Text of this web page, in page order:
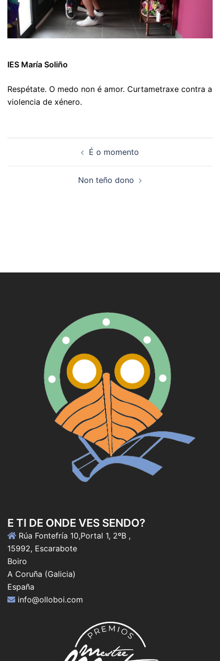
IES María Soliño
Respétate. O medo non é amor. Curtametraxe contra a
violencia de xénero.
É o momento
Non teño dono
E TI DE ONDE VES SENDO?
Rúa Fontefría 10,Portal 1, 2ºB ,
15992, Escarabote
Boiro
A Coruña (Galicia)
España
info@olloboi.com